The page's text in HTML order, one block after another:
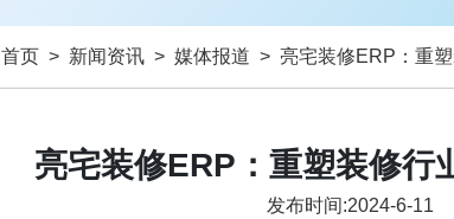
首页 > 新闻资讯 > 媒体报道 > 亮宅装修ERP：重
亮宅装修ERP：重塑装修行
发布时间:2024-6-11